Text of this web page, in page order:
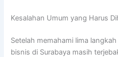
Kesalahan Umum yang Harus
Setelah memahami lima
bisnis di Surabaya masih